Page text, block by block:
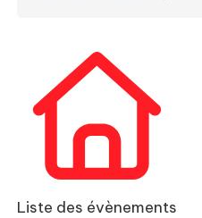
Liste des évènements